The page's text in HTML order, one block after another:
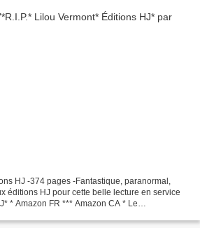
HJ -374 pages -Fantastique, paranormal,
éditions HJ pour cette belle lecture en service
* Amazon FR *** Amazon CA * Le